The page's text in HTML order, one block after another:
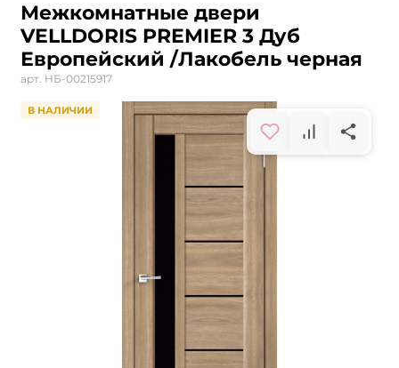
Межкомнатные двери
VELLDORIS PREMIER 3 Дуб
Европейский /Лакобель черная
арт. НБ-00215917
В НАЛИЧИИ